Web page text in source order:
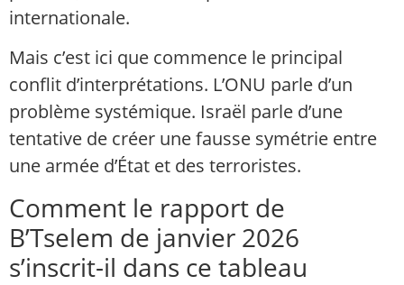
internationale.
Mais c’est ici que commence le principal
conflit d’interprétations. L’ONU parle d’un
problème systémique. Israël parle d’une
tentative de créer une fausse symétrie entre
une armée d’État et des terroristes.
Comment le rapport de
B’Tselem de janvier 2026
s’inscrit-il dans ce tableau